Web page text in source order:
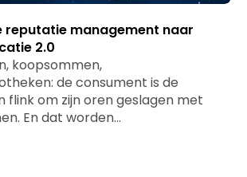
reputatie management naar
2.0
koopsommen,
de consument is de
flink om zijn oren geslagen met
En dat worden…